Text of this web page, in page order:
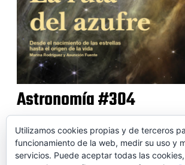
Astronomía #304
Utilizamos cookies propias y de terceros
funcionamiento de la web, medir su uso y
servicios. Puede aceptar todas las